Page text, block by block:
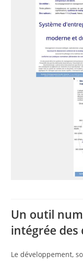
Un outil
intégrée des
Le développement,